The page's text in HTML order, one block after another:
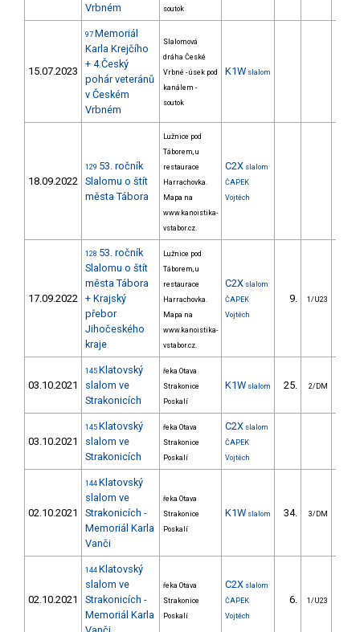
Vrbném
soutok
15.07.2023
97 Memoriál
Karla Krejčího
+ 4.Český
pohár veteránů
v Českém
Vrbném
Slalomová
dráha České
Vrbné - úsek pod
kanálem -
soutok
K1W slalom
18.09.2022
129 53. ročník
Slalomu o štít
města Tábora
Lužnice pod
Táborem, u
restaurace
Harrachovka.
Mapa na
www.kanoistika-
vstabor.cz.
C2X slalom
ČAPEK
Vojtěch
17.09.2022
128 53. ročník
Slalomu o štít
města Tábora
+ Krajský
přebor
Jihočeského
kraje
Lužnice pod
Táborem, u
restaurace
Harrachovka.
Mapa na
www.kanoistika-
vstabor.cz.
C2X slalom
ČAPEK
Vojtěch
9. 1/U23
03.10.2021
145 Klatovský
slalom ve
Strakonicích
řeka Otava
Strakonice
Poskalí
K1W slalom 25. 2/DM
03.10.2021
145 Klatovský
slalom ve
Strakonicích
řeka Otava
Strakonice
Poskalí
C2X slalom
ČAPEK
Vojtěch
02.10.2021
144 Klatovský
slalom ve
Strakonicích -
Memoriál Karla
Vanči
řeka Otava
Strakonice
Poskalí
K1W slalom 34. 3/DM
02.10.2021
144 Klatovský
slalom ve
Strakonicích -
Memoriál Karla
řeka Otava
Strakonice
Poskalí
C2X slalom
ČAPEK
Vojtěch
6. 1/U23